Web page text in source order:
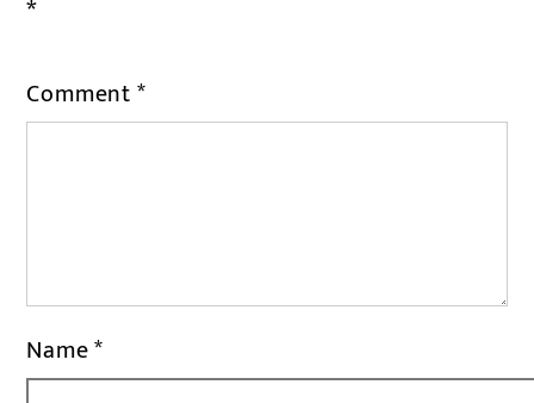
*
Comment*
Name*